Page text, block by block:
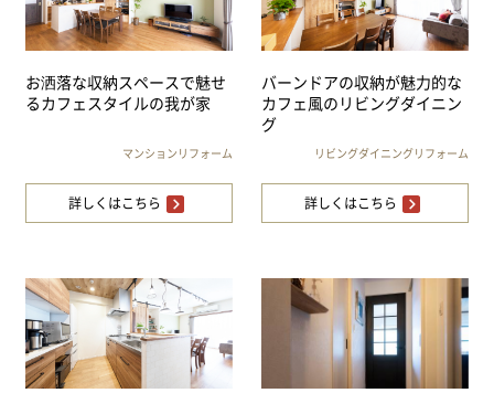
お洒落な収納スペースで魅せ
るカフェスタイルの我が家
マンションリフォーム
詳しくはこちら
バーンドアの収納が魅力的な
カフェ風のリビングダイニン
グ
リビングダイニングリフォーム
詳しくはこちら